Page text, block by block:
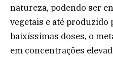
natureza, podendo ser
vegetais e até
baixíssimas doses, o
em concentrações